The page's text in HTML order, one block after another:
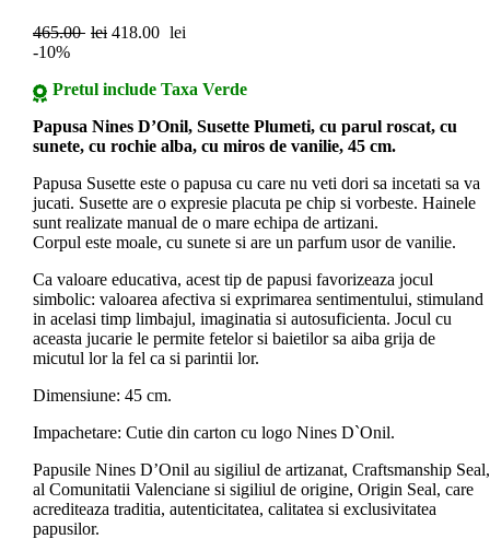
465.00 lei 418.00 lei
-10%
Pretul include Taxa Verde
Papusa Nines D’Onil, Susette Plumeti, cu parul roscat, cu
sunete, cu rochie alba, cu miros de vanilie, 45 cm.
Papusa Susette este o papusa cu care nu veti dori sa incetati sa va
jucati. Susette are o expresie placuta pe chip si vorbeste. Hainele
sunt realizate manual de o mare echipa de artizani.
Corpul este moale, cu sunete si are un parfum usor de vanilie.
Ca valoare educativa, acest tip de papusi favorizeaza jocul
simbolic: valoarea afectiva si exprimarea sentimentului, stimuland
in acelasi timp limbajul, imaginatia si autosuficienta. Jocul cu
aceasta jucarie le permite fetelor si baietilor sa aiba grija de
micutul lor la fel ca si parintii lor.
Dimensiune: 45 cm.
Impachetare: Cutie din carton cu logo Nines D`Onil.
Papusile Nines D’Onil au sigiliul de artizanat, Craftsmanship Seal,
al Comunitatii Valenciane si sigiliul de origine, Origin Seal, care
acrediteaza traditia, autenticitatea, calitatea si exclusivitatea
papusilor.